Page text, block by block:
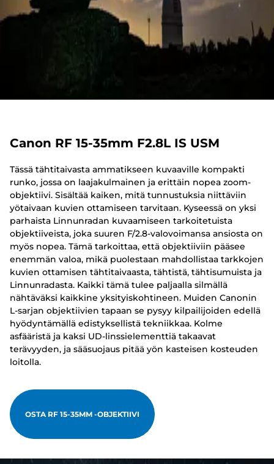
Canon RF 15-35mm F2.8L IS USM
Tässä tähtitaivasta ammatikseen kuvaaville kompakti
runko, jossa on laajakulmainen ja erittäin nopea zoom-
objektiivi. Sisältää kaiken, mitä tunnustuksia niittäviin
yötaivaan kuvien ottamiseen tarvitaan. Kyseessä on yksi
parhaista Linnunradan kuvaamiseen tarkoitetuista
objektiiveista, joka suuren F/2.8-valovoimansa ansiosta on
myös nopea. Tämä tarkoittaa, että objektiiviin pääsee
enemmän valoa, mikä puolestaan mahdollistaa tarkkojen
kuvien ottamisen tähtitaivaasta, tähtistä, tähtisumuista ja
Linnunradasta. Kaikki tämä tulee paljaalla silmällä
nähtäväksi kaikkine yksityiskohtineen. Muiden Canonin
L-sarjan objektiivien tapaan se pysyy kilpailijoiden edellä
hyödyntämällä edistyksellistä tekniikkaa. Kolme
asfääristä ja kaksi UD-linssielementtiä takaavat
terävyyden, ja sääsuojaus pitää yön kasteisen kosteuden
loitolla.
OSTA RF 15-35MM -OBJEKTIIVI